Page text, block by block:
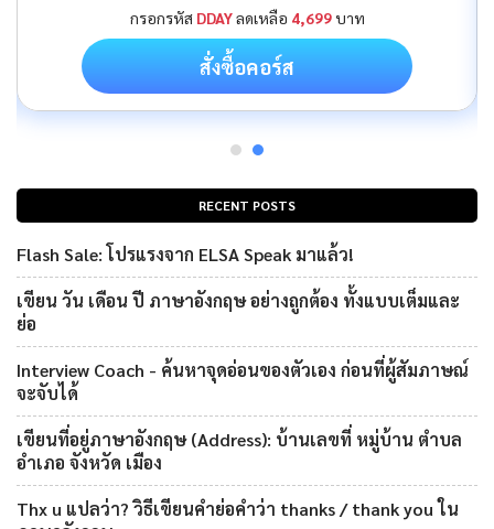
RECENT POSTS
Flash Sale: โปรแรงจาก ELSA Speak มาแล้ว!
เขียน วัน เดือน ปี ภาษาอังกฤษ อย่างถูกต้อง ทั้งแบบเต็มและ
ย่อ
Interview Coach - ค้นหาจุดอ่อนของตัวเอง ก่อนที่ผู้สัมภาษณ์
จะจับได้
เขียนที่อยู่ภาษาอังกฤษ (Address): บ้านเลขที่ หมู่บ้าน ตำบล
อำเภอ จังหวัด เมือง
Thx u แปลว่า? วิธีเขียนคำย่อคำว่า thanks / thank you ใน
กรอกรหัส DDAYลดเหลือ 4,699บาท
สั่งซื้อคอร์ส